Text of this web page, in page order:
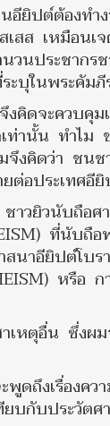
อียิปต์ต้องทำ
เสส เหมือนเ
นประชากรช
บุในพระคัมภี
คิดจะควบคุม
เท่านั้น ทำไม
งคิดว่า ชนชา
ต่อประเทศอี
าวยิวนับถือศ
ที่นับถือ
สนาอียิปต์โบ
หรือ ก
าเหตุอื่น ซึ่งผ
ดถึงเรื่องคว
ยบกับประวัตศ